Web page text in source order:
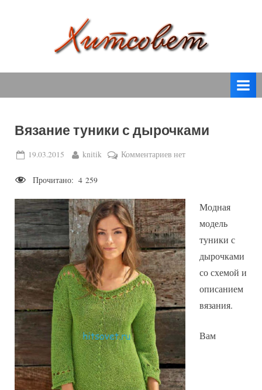
т
о
в
спицами,
крючком,
вязаные
модели
с
схемами.
Вязание туники с дырочками
Posted
19.03.2015 By
knitik Комментариевк
с
дырочками
нет
Прочитано: 4 259
Модная
модель
туники с
дырочками
со схемой и
описанием
вязания.
Вам